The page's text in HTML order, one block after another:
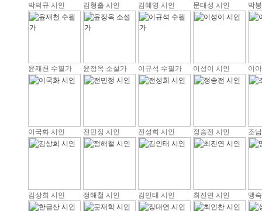
박덕규 시인 김형출 시인 김혜영 시인 문태성 시인 박
윤재천 수필가 윤정옥 소설가 이규석 수필가 이성이 시인 이
이국화 시인 전민정 시인 전성희 시인 정송전 시인 조
김상희 시인 정해철 시인 김인태 시인 최진연 시인 맹